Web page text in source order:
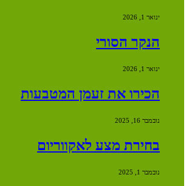
ינואר 1, 2026
הנקר הסורי
ינואר 1, 2026
הכירו את זעמן המטבעות
נובמבר 16, 2025
בחירת מצע לאקווריום
נובמבר 1, 2025